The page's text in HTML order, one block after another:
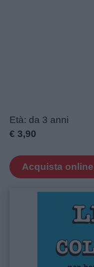
Età: da 3 anni
€ 3,90
Acquista online